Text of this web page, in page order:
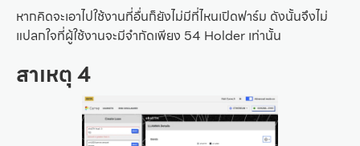
หากคิดจะเอาไปใช้งานที่อื่นก็ยังไม่มีที่ไหนเปิดฟาร์ม ดังนั้นจึงไม่
แปลกใจที่ผู้ใช้งานจะมีจำกัดเพียง 54 Holder เท่านั้น
สาเหตุ 4